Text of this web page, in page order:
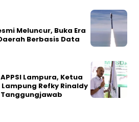
Meluncur, Buka Era
Berbasis Data
Lampura, Ketua
Lampung Refky Rinaldy